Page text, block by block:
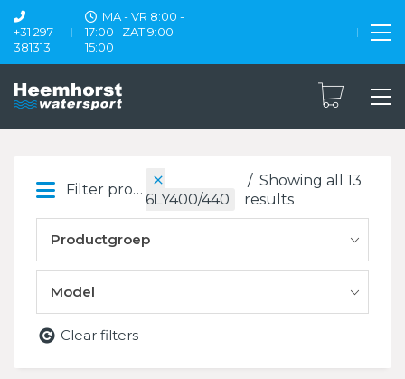
+31 297-
381313
MA - VR 8:00 -
17:00 | ZAT 9:00 -
15:00
Filter products
6LY400/440
Showing all 13
results
Productgroep
Model
Clear filters